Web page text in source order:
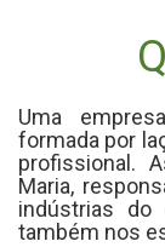
Uma
formada por
profissional.
Maria,
indústrias do
também nos